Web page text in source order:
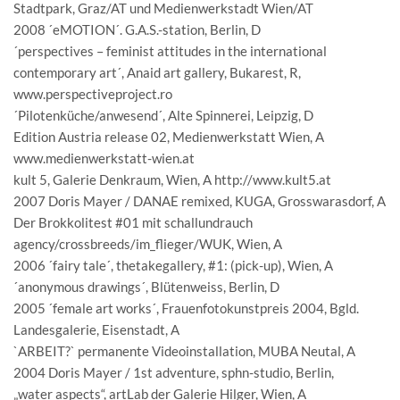
Stadtpark, Graz/AT und Medienwerkstadt Wien/AT
2008 ´eMOTION´. G.A.S.-station, Berlin, D
´perspectives – feminist attitudes in the international
contemporary art´, Anaid art gallery, Bukarest, R,
www.perspectiveproject.ro
´Pilotenküche/anwesend´, Alte Spinnerei, Leipzig, D
Edition Austria release 02, Medienwerkstatt Wien, A
www.medienwerkstatt-wien.at
kult 5, Galerie Denkraum, Wien, A http://www.kult5.at
2007 Doris Mayer / DANAE remixed, KUGA, Grosswarasdorf, A
Der Brokkolitest #01 mit schallundrauch
agency/crossbreeds/im_flieger/WUK, Wien, A
2006 ´fairy tale´, thetakegallery, #1: (pick-up), Wien, A
´anonymous drawings´, Blütenweiss, Berlin, D
2005 ´female art works´, Frauenfotokunstpreis 2004, Bgld.
Landesgalerie, Eisenstadt, A
`ARBEIT?` permanente Videoinstallation, MUBA Neutal, A
2004 Doris Mayer / 1st adventure, sphn-studio, Berlin,
„water aspects“, artLab der Galerie Hilger, Wien, A